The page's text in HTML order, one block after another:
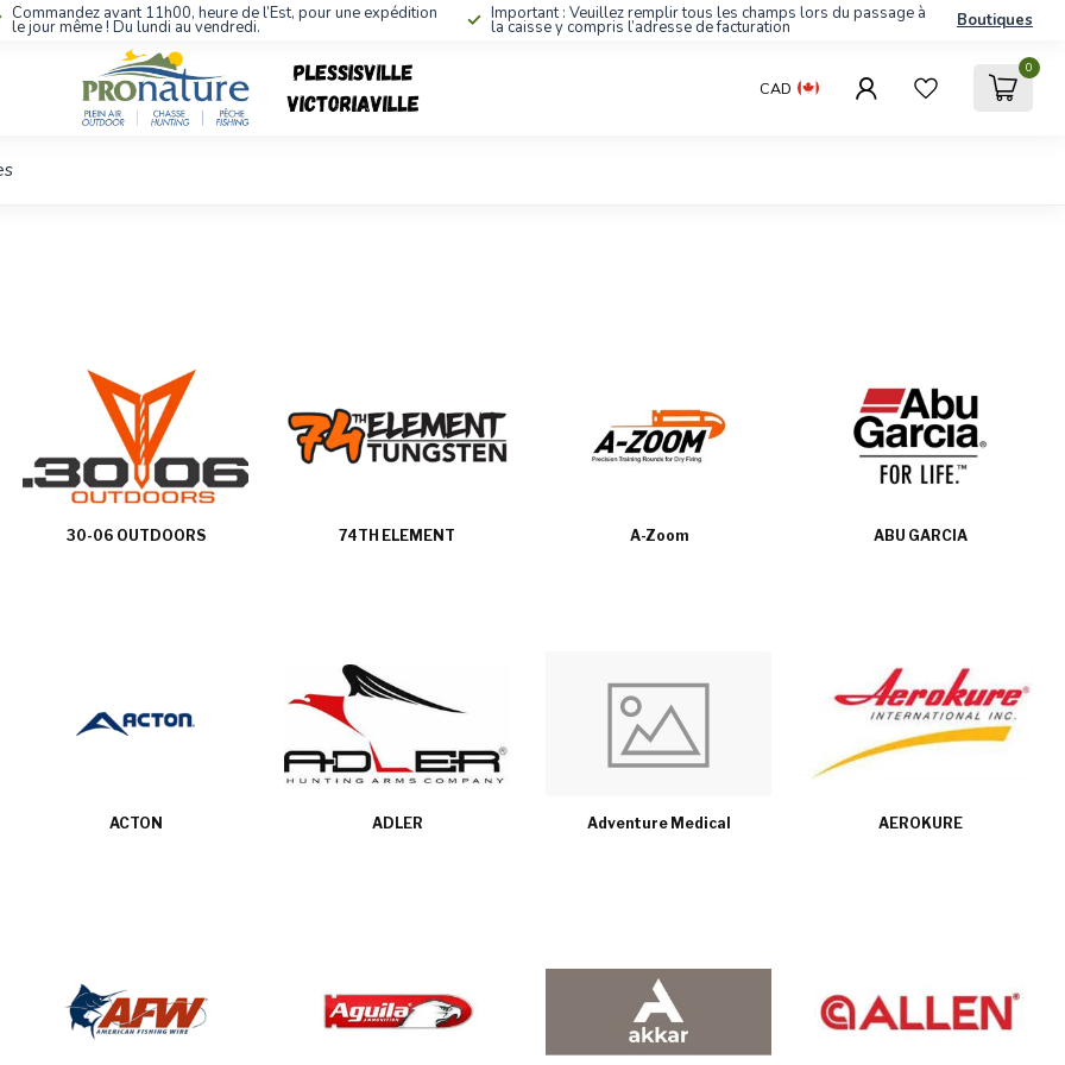
Commandez avant 11h00, heure de l’Est, pour une expédition
le jour même ! Du lundi au vendredi.
Important : Veuillez remplir tous les champs lors du passage à
la caisse y compris l’adresse de facturation Boutiques
CAD
0
30-06 OUTDOORS 74TH ELEMENT A-Zoom ABU GARCIA
ACTON ADLER Adventure Medical AEROKURE